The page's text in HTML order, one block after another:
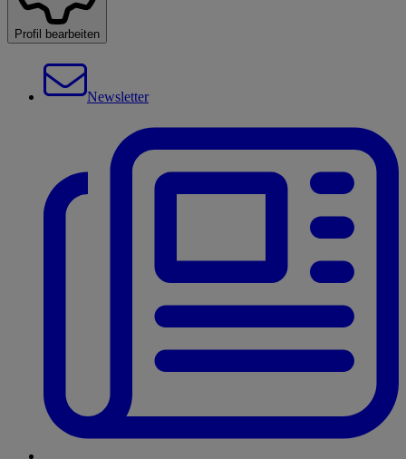
Profil bearbeiten
Newsletter